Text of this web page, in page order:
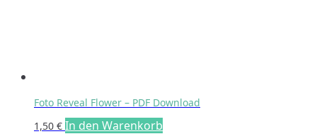
Foto Reveal Flower – PDF Download
1,50 € In den Warenkorb